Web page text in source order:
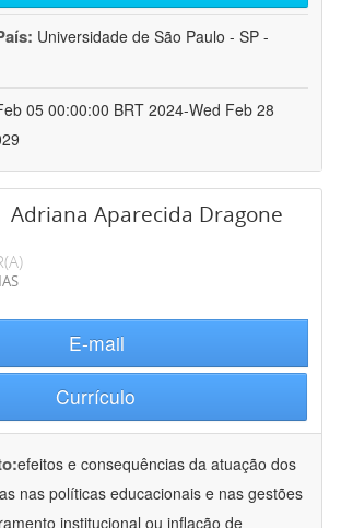
Universidade de São Paulo - SP -
05 00:00:00 BRT 2024-Wed Feb 28
Adriana Aparecida Dragone
E-mail
Currículo
efeitos e consequências da atuação dos
nas políticas educacionais e nas gestões
institucional ou inflação de